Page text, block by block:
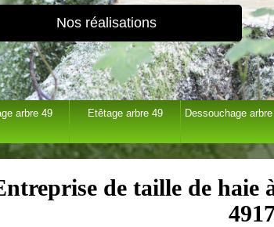
Nos réalisations
arbre 49 Etêtage arbre 49 Dessouchage
de taille de haie